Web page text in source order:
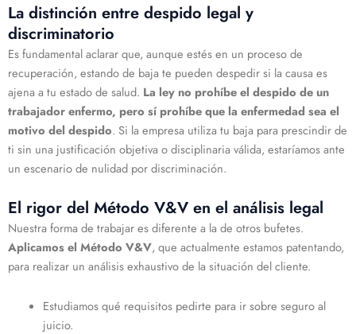
La distinción entre despido legal y
discriminatorio
Es fundamental aclarar que, aunque estés en un proceso de
recuperación, estando de baja te pueden despedir si la causa es
ajena a tu estado de salud. La ley no prohíbe el despido de un
trabajador enfermo, pero sí prohíbe que la enfermedad sea el
motivo del despido. Si la empresa utiliza tu baja para prescindir de
ti sin una justificación objetiva o disciplinaria válida, estaríamos ante
un escenario de nulidad por discriminación.
El rigor del Método V&V en el análisis legal
Nuestra forma de trabajar es diferente a la de otros bufetes.
Aplicamos el Método V&V, que actualmente estamos patentando,
para realizar un análisis exhaustivo de la situación del cliente.
Estudiamos qué requisitos pedirte para ir sobre seguro al
juicio.